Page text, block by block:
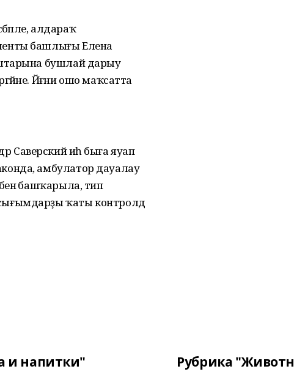
алдараҡ
башлығы Елена
бушлай дарыу
Йәғни ошо маҡсатта
иһә быға яуап
амбулатор дауалау
башҡарыла, тип
ҡаты контролдә
и напитки" Рубрика